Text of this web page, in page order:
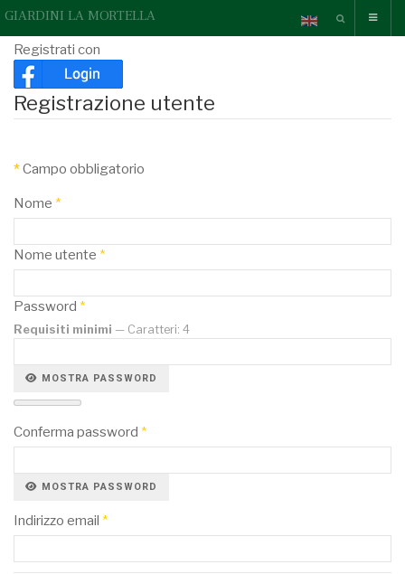
GIARDINI LA MORTELLA
Registrati con
Registrazione utente
*Campo obbligatorio
Nome *
Nome utente *
Password *
Requisiti minimi — Caratteri: 4
MOSTRA PASSWORD
Conferma password *
MOSTRA PASSWORD
Indirizzo email *